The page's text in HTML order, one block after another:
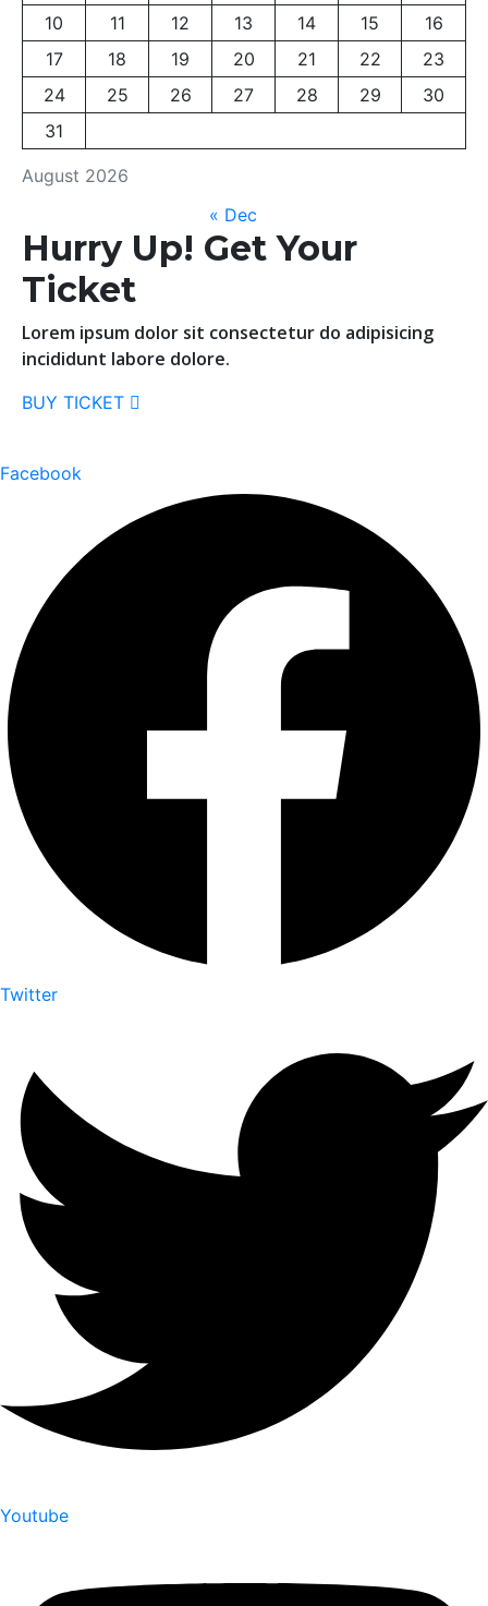
August 2026
10 11 12 13 14 15
16
17
18 19 20 21 22
23
24
25 26 27 28 29
30
31
« Dec
Hurry Up! Get Your
Ticket
Lorem ipsum dolor sit consectetur do adipisicing
incididunt labore dolore.
BUY TICKET
Facebook
Twitter
Youtube